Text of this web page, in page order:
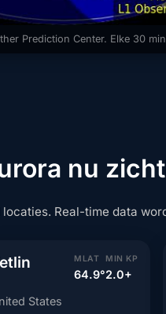
Prediction Center. Elke 30
nu
Real-time data
MLAT
64.9°
MIN KP
2.0+
States